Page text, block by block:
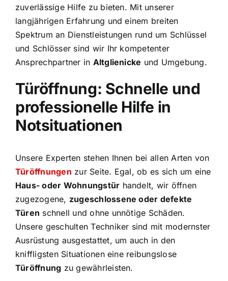
zuverlässige Hilfe zu bieten. Mit unserer
langjährigen Erfahrung und einem breiten
Spektrum an Dienstleistungen rund um Schlüssel
und Schlösser sind wir Ihr kompetenter
Ansprechpartner in Altglienicke und Umgebung.
Türöffnung: Schnelle und
professionelle Hilfe in
Notsituationen
Unsere Experten stehen Ihnen bei allen Arten von
Türöffnungen zur Seite. Egal, ob es sich um eine
Haus- oder Wohnungstür handelt, wir öffnen
zugezogene, zugeschlossene oder defekte
Türen schnell und ohne unnötige Schäden.
Unsere geschulten Techniker sind mit modernster
Ausrüstung ausgestattet, um auch in den
kniffligsten Situationen eine reibungslose
Türöffnung zu gewährleisten.